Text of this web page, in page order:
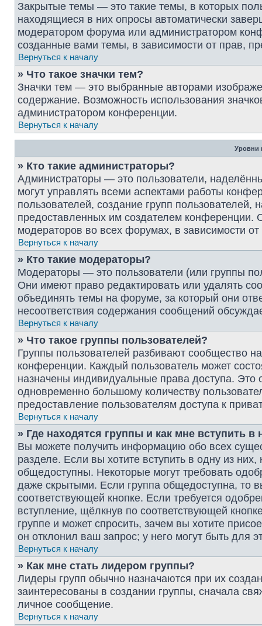
Закрытые темы — это такие темы, в которых
находящиеся в них опросы автоматически
модератором форума или администратором
созданные вами темы, в зависимости от прав,
Вернуться к началу
» Что такое значки тем?
Значки тем — это выбранные авторами
содержание. Возможность использования
администратором конференции.
Вернуться к началу
Уровни
» Кто такие администраторы?
Администраторы — это пользователи,
могут управлять всеми аспектами работы
пользователей, создание групп пользователей,
предоставленных им создателем конференции.
модераторов во всех форумах, в зависимости
Вернуться к началу
» Кто такие модераторы?
Модераторы — это пользователи (или группы
Они имеют право редактировать или удалять
объединять темы на форуме, за который они
несоответствия содержания сообщений
Вернуться к началу
» Что такое группы пользователей?
Группы пользователей разбивают сообщество
конференции. Каждый пользователь может
назначены индивидуальные права доступа. Это
одновременно большому количеству
предоставление пользователям доступа к
Вернуться к началу
» Где находятся группы и как мне вступить в
Вы можете получить информацию обо всех
разделе. Если вы хотите вступить в одну из
общедоступны. Некоторые могут требовать
даже скрытыми. Если группа общедоступна, то
соответствующей кнопке. Если требуется
вступление, щёлкнув по соответствующей
группе и может спросить, зачем вы хотите
он отклонил ваш запрос; у него могут быть для
Вернуться к началу
» Как мне стать лидером группы?
Лидеры групп обычно назначаются при их
заинтересованы в создании группы, сначала
личное сообщение.
Вернуться к началу